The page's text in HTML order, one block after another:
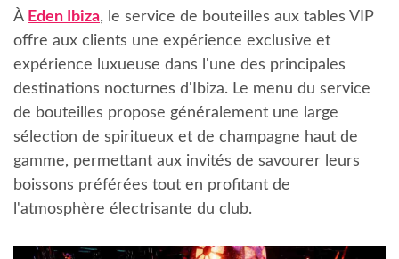
À Eden Ibiza, le service de bouteilles aux tables VIP
offre aux clients une expérience exclusive et
expérience luxueuse dans l'une des principales
destinations nocturnes d'Ibiza. Le menu du service
de bouteilles propose généralement une large
sélection de spiritueux et de champagne haut de
gamme, permettant aux invités de savourer leurs
boissons préférées tout en profitant de
l'atmosphère électrisante du club.